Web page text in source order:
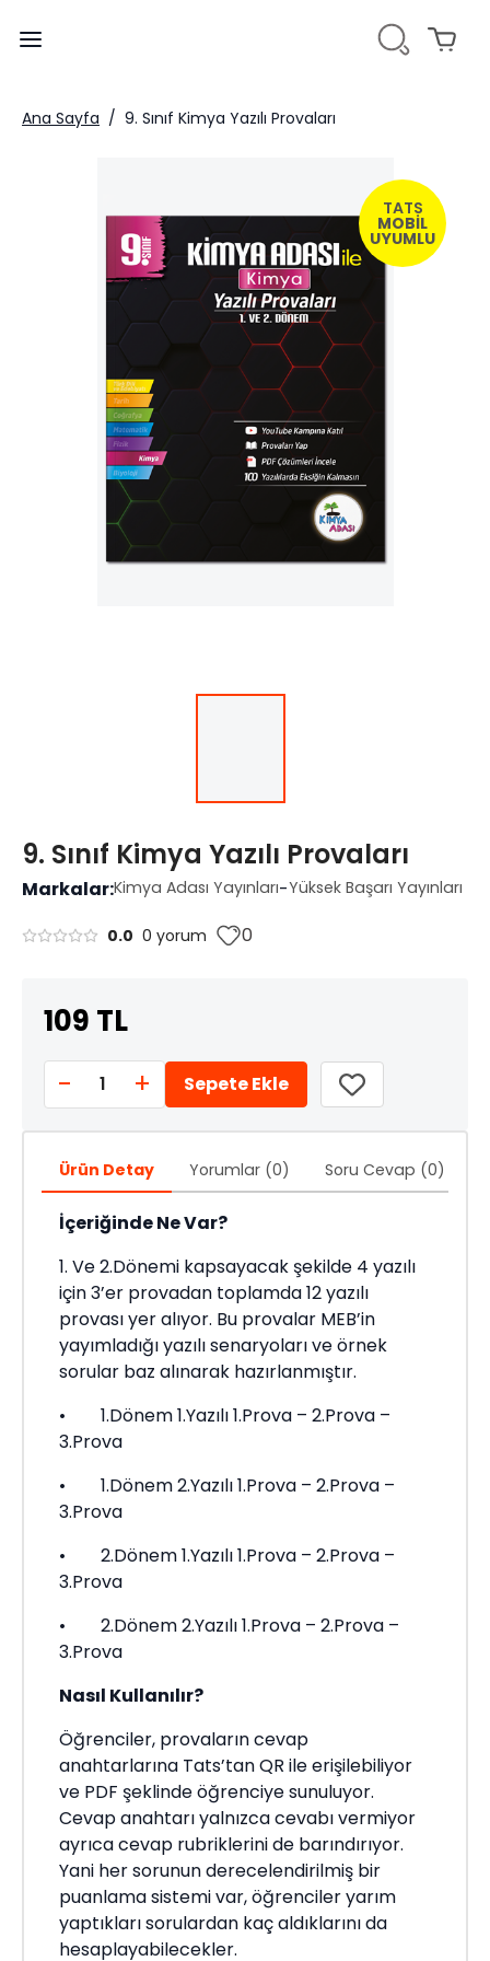
Ana Sayfa / 9. Sınıf Kimya Yazılı Provaları
TATS
MOBİL
UYUMLU
9. Sınıf Kimya Yazılı Provaları
Markalar:Kimya Adası Yayınları-Yüksek Başarı Yayınları
0.0 0 yorum 0
109 TL
- 1 + Sepete Ekle
Ürün Detay Yorumlar (0) Soru Cevap (0)
İçeriğinde Ne Var?
1. Ve 2.Dönemi kapsayacak şekilde 4 yazılı
için 3’er provadan toplamda 12 yazılı
provası yer alıyor. Bu provalar MEB’in
yayımladığı yazılı senaryoları ve örnek
sorular baz alınarak hazırlanmıştır.
• 1.Dönem 1.Yazılı 1.Prova – 2.Prova –
3.Prova
• 1.Dönem 2.Yazılı 1.Prova – 2.Prova –
3.Prova
• 2.Dönem 1.Yazılı 1.Prova – 2.Prova –
3.Prova
• 2.Dönem 2.Yazılı 1.Prova – 2.Prova –
3.Prova
Nasıl Kullanılır?
Öğrenciler, provaların cevap
anahtarlarına Tats’tan QR ile erişilebiliyor
ve PDF şeklinde öğrenciye sunuluyor.
Cevap anahtarı yalnızca cevabı vermiyor
ayrıca cevap rubriklerini de barındırıyor.
Yani her sorunun derecelendirilmiş bir
puanlama sistemi var, öğrenciler yarım
yaptıkları sorulardan kaç aldıklarını da
hesaplayabilecekler.